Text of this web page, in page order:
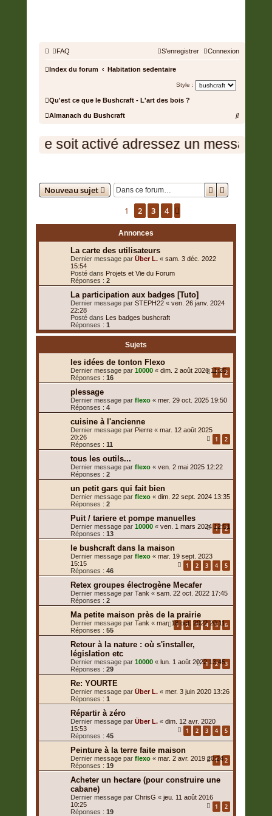
FAQ Connexion
S’enregistrer
Index du forum Habitation sedentaire
Style :
Qu'est ce que le Bushcraft - L'art des bois ?
Almanach du Bushcraft
R
c
soit activé adressez un message
Nouveau sujet Rechercher
Recherche
1 2 3 4
Annonces
La carte des utilisateurs
Dernier message par Über L. « sam. 3 déc. 2022
15:54
Posté dans Projets et Vie du Forum
Réponses : 2
La participation aux badges [Tuto]
Dernier message par STEPH22 « ven. 26 janv. 2024
22:28
Posté dans Les badges bushcraft
Réponses : 1
Sujets
les idées de tonton Flexo
Dernier message par 10000 « dim. 2 août 2026 11:25
Réponses : 16
1 2
plessage
Dernier message par flexo « mer. 29 oct. 2025 19:50
Réponses : 4
cuisine à l'ancienne
Dernier message par Pierre « mar. 12 août 2025
20:26
Réponses : 11
1 2
tous les outils...
Dernier message par flexo « ven. 2 mai 2025 12:22
Réponses : 2
un petit gars qui fait bien
Dernier message par flexo « dim. 22 sept. 2024 13:35
Réponses : 2
Puit / tariere et pompe manuelles
Dernier message par 10000 « ven. 1 mars 2024 12:51
Réponses : 13
1 2
le bushcraft dans la maison
Dernier message par flexo « mar. 19 sept. 2023
15:15
Réponses : 46
1 2 3 4 5
Retex groupes électrogène Mecafer
Dernier message par Tank « sam. 22 oct. 2022 17:45
Réponses : 2
Ma petite maison près de la prairie
Dernier message par Tank « mar. 18 oct. 2022 20:11
Réponses : 55
1 2 3 4 5 6
Retour à la nature : où s'installer,
législation etc
Dernier message par 10000 « lun. 1 août 2022 13:45
Réponses : 29
1 2 3
Re: YOURTE
Dernier message par Über L. « mer. 3 juin 2020 13:26
Réponses : 1
Répartir à zéro
Dernier message par Über L. « dim. 12 avr. 2020
15:53
Réponses : 45
1 2 3 4 5
Peinture à la terre faite maison
Dernier message par flexo « mar. 2 avr. 2019 20:24
Réponses : 19
1 2
Acheter un hectare (pour construire une
cabane)
Dernier message par ChrisG « jeu. 11 août 2016
10:25
Réponses : 19
1 2